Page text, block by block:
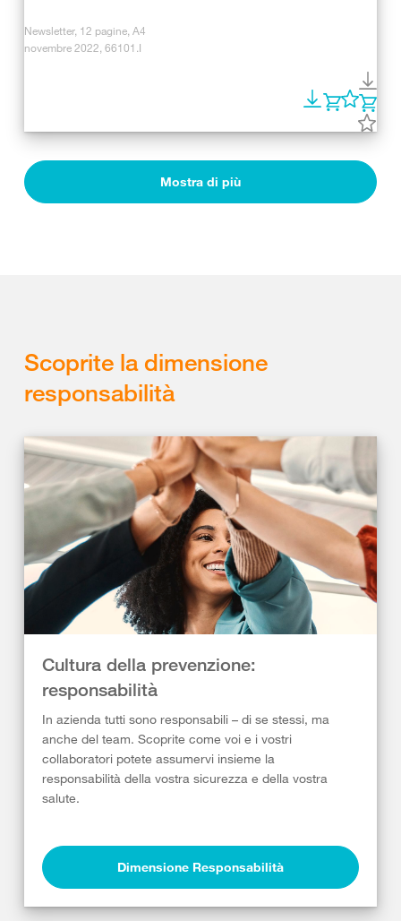
Newsletter, 12 pagine, A4
novembre 2022, 66101.I
Mostra di più
Scoprite la dimensione
responsabilità
Cultura della prevenzione:
responsabilità
In azienda tutti sono responsabili – di se stessi, ma
anche del team. Scoprite come voi e i vostri
collaboratori potete assumervi insieme la
responsabilità della vostra sicurezza e della vostra
salute.
Dimensione Responsabilità